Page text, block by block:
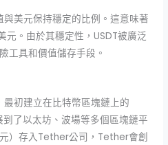
美元保持穩定的比例。這意味著
元。由於其穩定性，USDT被廣泛
工具和價值儲存手段。
初建立在比特幣區塊鏈上的
了以太坊、波場等多個區塊鏈平
）存入Tether公司，Tether會創